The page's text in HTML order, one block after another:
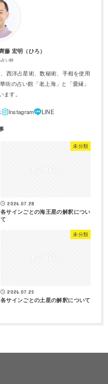
宏明（ひろ）
占い師
西洋占星術、数秘術、手相を使用
街の占い館「老上海」と「愛縁」
す。
未分類
2026.07.28
各サインごとの海王星の解釈につい
て
未分類
2026.07.25
各サインごとの土星の解釈について